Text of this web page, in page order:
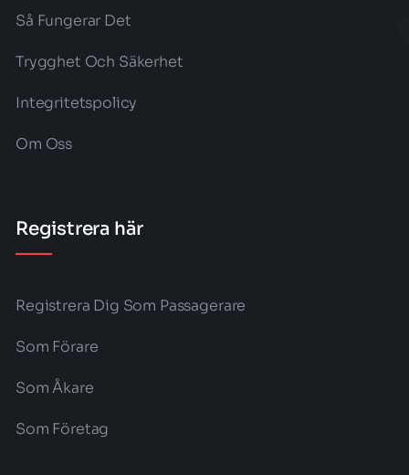
Så Fungerar Det
Trygghet Och Säkerhet
Integritetspolicy
Om Oss
Registrera här
Registrera Dig Som Passagerare
Som Förare
Som Åkare
Som Företag